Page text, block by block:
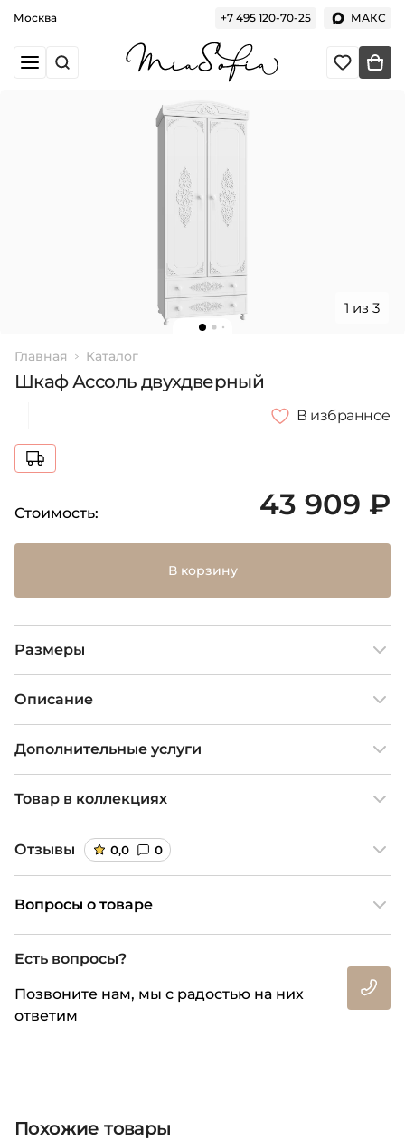
Москва +7 495 120-70-25 МАКС
1 из 3
Главная Каталог
Шкаф Ассоль двухдверный
В избранное
Стоимость: 43 909 ₽
В корзину
Размеры
Описание
Дополнительные услуги
Товар в коллекциях
Отзывы 0,0 0
Вопросы о товаре
Есть вопросы?
Позвоните нам, мы с радостью на них
ответим
Похожие товары